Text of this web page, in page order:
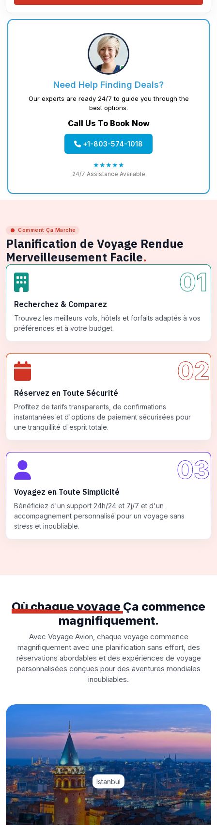
Need Help Finding Deals?
Our experts are ready 24/7 to guide you through the
best options.
Call Us To Book Now
+1-803-574-1018
★★★★★
24/7 Assistance Available
Comment Ça Marche
Planification de Voyage Rendue
Merveilleusement Facile.
01
Recherchez & Comparez
Trouvez les meilleurs vols, hôtels et forfaits adaptés à vos
préférences et à votre budget.
02
Réservez en Toute Sécurité
Profitez de tarifs transparents, de confirmations
instantanées et d'options de paiement sécurisées pour
une tranquillité d'esprit totale.
03
Voyagez en Toute Simplicité
Bénéficiez d'un support 24h/24 et 7j/7 et d'un
accompagnement personnalisé pour un voyage sans
stress et inoubliable.
Où chaque voyage Ça commence
magnifiquement.
Avec Voyage Avion, chaque voyage commence
magnifiquement avec une planification sans effort, des
réservations abordables et des expériences de voyage
personnalisées conçues pour des aventures mondiales
inoubliables.
Istanbul